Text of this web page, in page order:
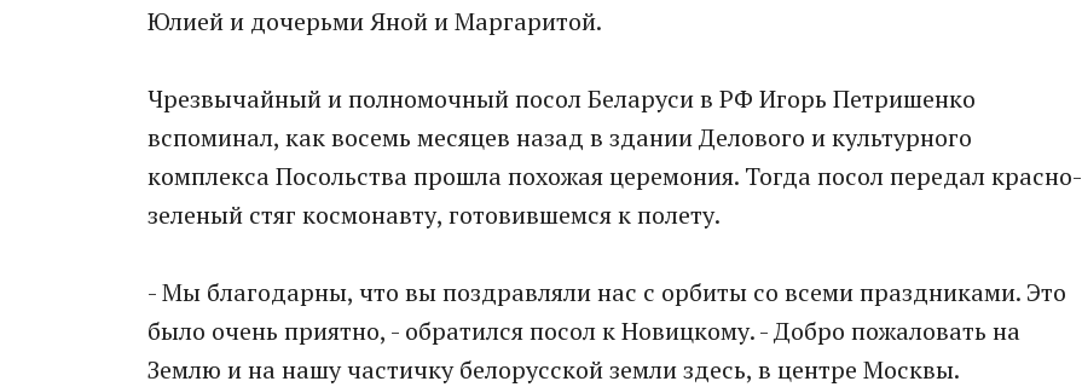
Юлией и дочерьми Яной и Маргаритой.
Чрезвычайный и полномочный посол Беларуси в РФ Игорь Петришенко
вспоминал, как восемь месяцев назад в здании Делового и культурного
комплекса Посольства прошла похожая церемония. Тогда посол передал красно-
зеленый стяг космонавту, готовившемся к полету.
- Мы благодарны, что вы поздравляли нас с орбиты со всеми праздниками. Это
было очень приятно, - обратился посол к Новицкому. - Добро пожаловать на
Землю и на нашу частичку белорусской земли здесь, в центре Москвы.